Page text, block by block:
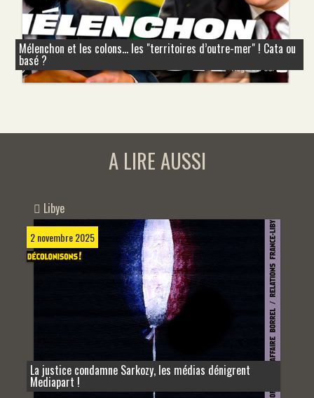
Mélenchon et les colons... les "territoires d’outre-mer" ! Cata ou
basé ?
A LIRE AUSSI
Libye
2 novembre 2025
La justice condamne Sarkozy, les médias dénigrent
Mediapart !